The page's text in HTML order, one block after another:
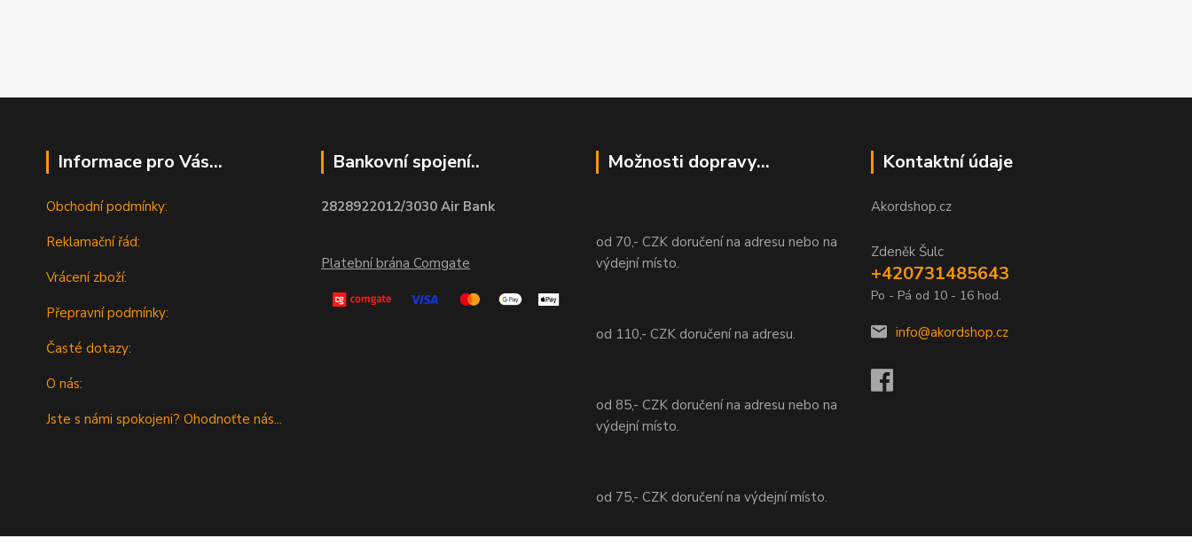
Informace pro Vás...
Obchodní podmínky:
Reklamační řád:
Vrácení zboží:
Přepravní podmínky:
Časté dotazy:
O nás:
Jste s námi spokojeni? Ohodnoťte nás...
Bankovní spojení..
2828922012/3030 Air Bank
Platební brána Comgate
Možnosti dopravy...
od 70,- CZK doručení na adresu nebo na
výdejní místo.
od 110,- CZK doručení na adresu.
od 85,- CZK doručení na adresu nebo na
výdejní místo.
od 75,- CZK doručení na výdejní místo.
Kontaktní údaje
Akordshop.cz
Zdeněk Šulc
+420731485643
Po - Pá od 10 - 16 hod.
info@akordshop.cz